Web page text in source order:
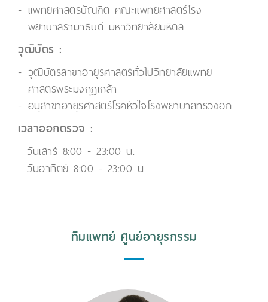
แพทยศาสตรบัณฑิต คณะแพทยศาสตร์โรง
พยาบาลรามาธิบดี มหาวิทยาลัยมหิดล
วุฒิบัตร :
วุฒิบัตรสาขาอายุรศาสตร์ทั่วไปวิทยาลัยแพทย
ศาสตรพระมงกุฎเกล้า
อนุสาขาอายุรศาสตร์โรคหัวใจโรงพยาบาลทรวงอก
เวลาออกตรวจ :
วันเสาร์ 8:00 - 23:00 น.
วันอาทิตย์ 8:00 - 23:00 น.
ทีมแพทย์ ศูนย์อายุรกรรม